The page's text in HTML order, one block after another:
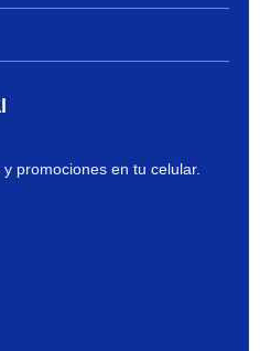
promociones en tu celular.